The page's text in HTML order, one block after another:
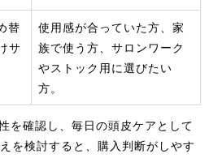
替
サ
使用感が合っていた方、家
族で使う方、サロンワーク
やストック用に選びたい
方。
を確認し、毎日の頭皮ケアとして
を検討すると、購入判断がしやす